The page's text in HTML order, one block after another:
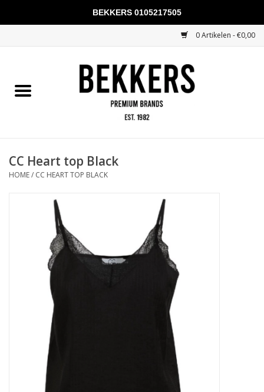
0 Artikelen - €0,00
Mannen
KADOBONNEN
CC Heart top Black
HOME/ CC HEART TOP BLACK
BEKKERS 0105217505